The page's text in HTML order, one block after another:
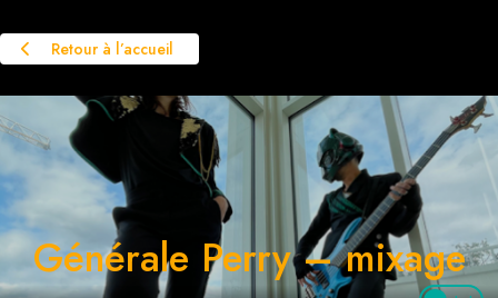
Retour à l’accueil
Générale Perry – mixage